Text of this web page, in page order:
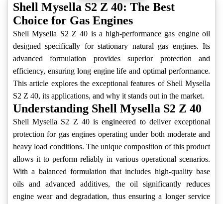
Shell Mysella S2 Z 40: The Best
Choice for Gas Engines
Shell Mysella S2 Z 40 is a high-performance gas engine oil
designed specifically for stationary natural gas engines. Its
advanced formulation provides superior protection and
efficiency, ensuring long engine life and optimal performance.
This article explores the exceptional features of Shell Mysella
S2 Z 40, its applications, and why it stands out in the market.
Understanding Shell Mysella S2 Z 40
Shell Mysella S2 Z 40 is engineered to deliver exceptional
protection for gas engines operating under both moderate and
heavy load conditions. The unique composition of this product
allows it to perform reliably in various operational scenarios.
With a balanced formulation that includes high-quality base
oils and advanced additives, the oil significantly reduces
engine wear and degradation, thus ensuring a longer service